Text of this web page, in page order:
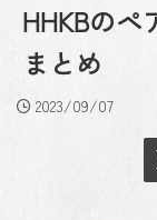
HHKBの
まとめ
2023/09/07